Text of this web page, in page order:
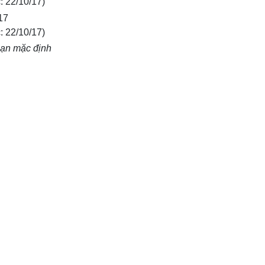
22/10/17)
mặc định